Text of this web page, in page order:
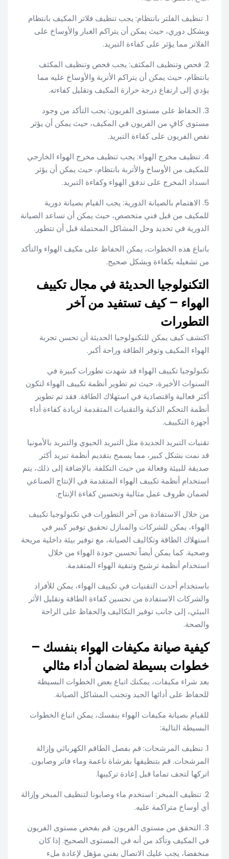
1. تنظيف الفلتر بانتظام: يجب تنظيف فلاتر المكيف بانتظام
وبشكل دوري، حيث يمكن أن يتراكم الغبار والأوساخ على
الفلاتر مما يؤثر على كفاءة التبريد.
2. فحص وتنظيف المكثف: يجب فحص وتنظيف المكثف
بانتظام، حيث يمكن أن يتراكم الأتربة والأوساخ عليه مما
يؤدي إلى ارتفاع درجة حرارة المكيف وتقليل كفاءته.
3. الحفاظ على مستوى الفريون: يجب التأكد من وجود
مستوى كافٍ من الفريون في المكيف، حيث يمكن أن يؤثر
نقص الفريون على كفاءة التبريد.
4. تنظيف مخرج الهواء: يجب تنظيف مخرج الهواء الخارجي
للمكيف من الأوساخ والأتربة بانتظام، حيث يمكن أن يؤثر
انسداد المخرج على تدفق الهواء وكفاءة التبريد.
5. الاهتمام بالصيانة الدورية: يجب القيام بصيانة دورية
للمكيف من قبل فني متخصص، حيث يمكن أن تساعد الصيانة
الدورية في تحديد وحل المشاكل المحتملة قبل أن تتطور.
باتباع هذه الخطوات، يمكن الحفاظ على مكيف الهواء والتأكد
من تشغيله بكفاءة وبشكل صحيح.
التكنولوجيا الحديثة في مجال تكييف
الهواء – كيف تستفيد من آخر
التطورات
اكتشف كيف يمكن للتكنولوجيا الحديثة أن تحسن تجربة
الهواء المكيف وتوفر الطاقة وراحة أكبر.
تكنولوجيا تكييف الهواء قد شهدت تطورات كبيرة في
السنوات الأخيرة، حيث تم تطوير أنظمة تكييف الهواء لتكون
أكثر فعالية واقتصادية في استهلاك الطاقة. فقد تم تطوير
أنظمة التحكم الذكية والتقنيات المتقدمة لزيادة كفاءة أداء
أجهزة التكييف.
تقنيات التبريد الجديدة مثل التبريد الحيوي والتبريد بالأمونيا
قد نمت بشكل كبير، مما يسمح بتقديم أنظمة تبريد أكثر
صديقة للبيئة وفعالة من حيث التكلفة. بالإضافة إلى ذلك، يتم
استخدام أنظمة تكييف الهواء المتقدمة في الإنتاج الصناعي
لضمان ظروف عمل مثالية وتحسين كفاءة الإنتاج.
من خلال الاستفادة من آخر التطورات في تكنولوجيا تكييف
الهواء، يمكن للشركات والمنازل تحقيق توفير كبير في
استهلاك الطاقة وتكاليف الصيانة، مع توفير بيئة داخلية مريحة
وصحية. كما يمكن أيضاً تحسين جودة الهواء من خلال
استخدام أنظمة ترشيح وتنقية الهواء المتقدمة.
باستخدام أحدث التقنيات في تكييف الهواء، يمكن للأفراد
والشركات الاستفادة من تحسين كفاءة الطاقة وتقليل الأثر
البيئي، إلى جانب توفير التكاليف والحفاظ على الراحة
والصحة.
كيفية صيانة مكيفات الهواء بنفسك –
خطوات بسيطة لضمان أداء مثالي
بعد شراء مكيفات، يمكنك اتباع بعض الخطوات البسيطة
للحفاظ على أدائها الجيد وتجنب المشاكل الصيانة.
للقيام بصيانة مكيفات الهواء بنفسك، يمكن اتباع الخطوات
البسيطة التالية:
1. تنظيف المرشحات: قم بفصل الطاقم الكهربائي وإزالة
المرشحات. قم بتنظيفها بفرشاة ناعمة وماء فاتر وصابون.
اتركها لتجف تماما قبل إعادة تركيبها.
2. تنظيف المبخر: استخدم ماء وصابونا لتنظيف المبخر وإزالة
أي أوساخ متراكمة عليه.
3. التحقق من مستوى الفريون: قم بفحص مستوى الفريون
في المكيف وتأكد من أنه في المستوى الصحيح. إذا كان
منخفضا، يجب عليك الاتصال بفني مؤهل لإعادة ملء